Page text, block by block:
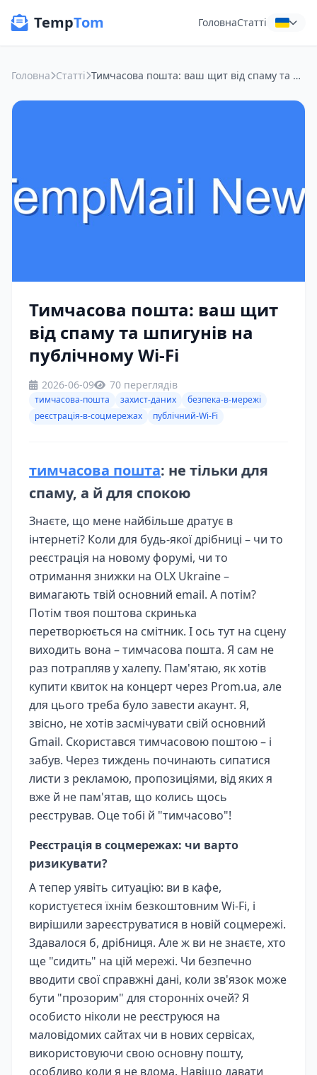
TempTom ГоловнаСтатті
Головна Статті Тимчасова пошта: ваш щит від спаму та шпигунів на публічному Wi-Fi
Тимчасова пошта: ваш щит
від спаму та шпигунів на
публічному Wi-Fi
2026-06-09 70 переглядів
тимчасова-пошта захист-даних
безпека-в-мережі
реєстрація-в-соцмережах
публічний-Wi-Fi
тимчасова пошта: не тільки для
спаму, а й для спокою
Знаєте, що мене найбільше дратує в
інтернеті? Коли для будь-якої дрібниці – чи то
реєстрація на новому форумі, чи то
отримання знижки на OLX Ukraine –
вимагають твій основний email. А потім?
Потім твоя поштова скринька
перетворюється на смітник. І ось тут на сцену
виходить вона – тимчасова пошта. Я сам не
раз потрапляв у халепу. Пам'ятаю, як хотів
купити квиток на концерт через Prom.ua, але
для цього треба було завести акаунт. Я,
звісно, не хотів засмічувати свій основний
Gmail. Скористався тимчасовою поштою – і
забув. Через тиждень починають сипатися
листи з рекламою, пропозиціями, від яких я
вже й не пам'ятав, що колись щось
реєстрував. Оце тобі й "тимчасово"!
Реєстрація в соцмережах: чи варто
ризикувати?
А тепер уявіть ситуацію: ви в кафе,
користуєтеся їхнім безкоштовним Wi-Fi, і
вирішили зареєструватися в новій соцмережі.
Здавалося б, дрібниця. Але ж ви не знаєте, хто
ще "сидить" на цій мережі. Чи безпечно
вводити свої справжні дані, коли зв'язок може
бути "прозорим" для сторонніх очей? Я
особисто ніколи не реєструюся на
маловідомих сайтах чи в нових сервісах,
використовуючи свою основну пошту,
особливо коли я не вдома. Навіщо давати